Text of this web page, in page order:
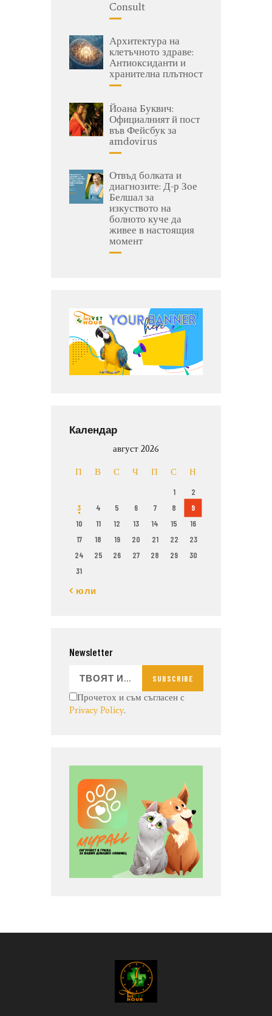
Consult
Архитектура на
клетъчното здраве:
Антиоксиданти и
хранителна плътност
Йоана Буквич:
Официалният й пост
във Фейсбук за
amdovirus
Отвъд болката и
диагнозите: Д-р Зое
Белшал за
изкуството на
болното куче да
живее в настоящия
момент
Календар
август 2026
П В С Ч П С Н
1
2
3
4 5 6 7 8
9
10
11 12 13 14 15
16
17
18 19 20 21 22
23
24
25 26 27 28 29
30
31
« юли
Newsletter
SUBSCRIBE
Прочетох и съм съгласен с
Privacy Policy.